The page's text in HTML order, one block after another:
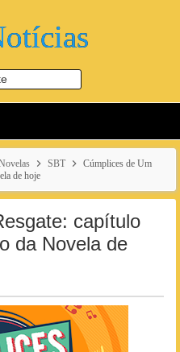
SBT
Cúmplices de Um
de hoje
capítulo
da Novela de